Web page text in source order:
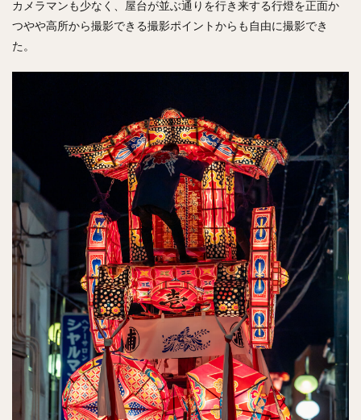
カメラマンも少なく、屋台が並ぶ通りを行き来する行燈を正面か
つやや高所から撮影できる撮影ポイントからも自由に撮影でき
た。